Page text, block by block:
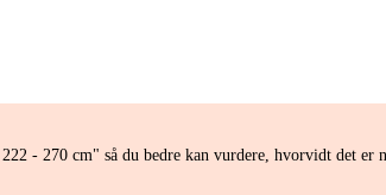
- 270 cm" så du bedre kan vurdere, hvorvidt det er